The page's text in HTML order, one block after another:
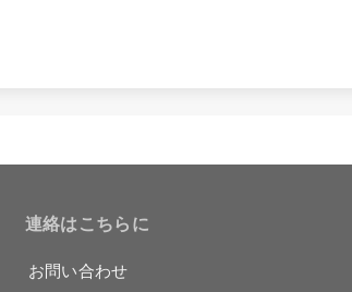
連絡はこちらに
お問い合わせ